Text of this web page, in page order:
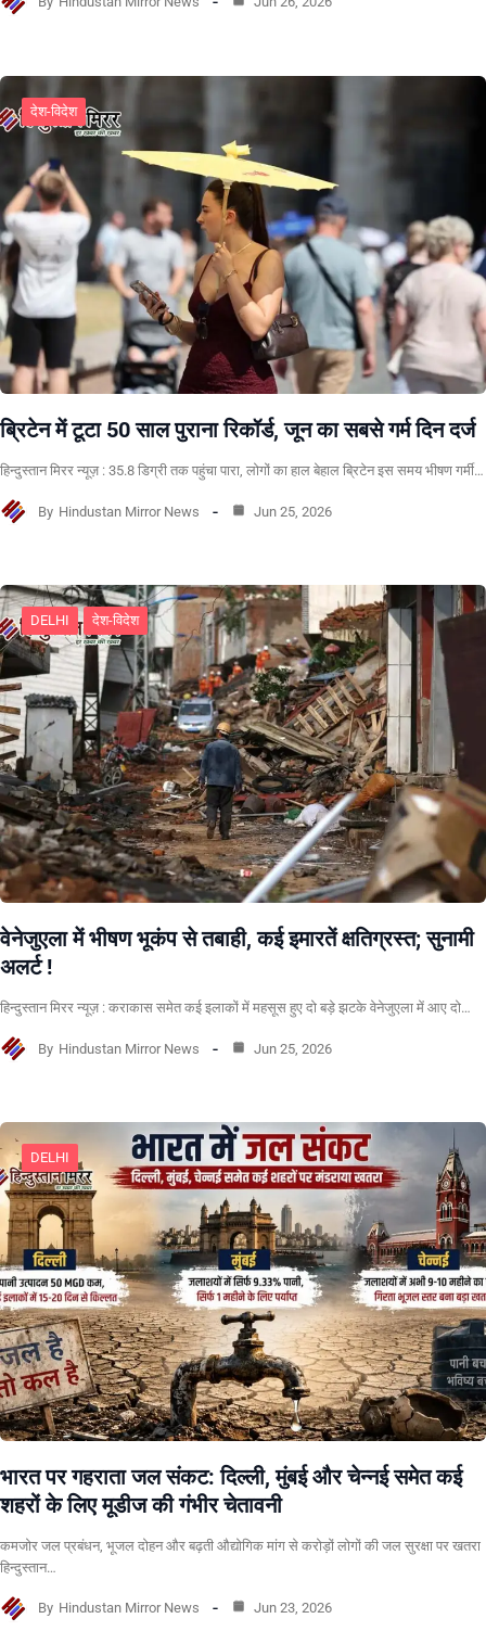
देश-विदेश
ब्रिटेन में टूटा 50 साल पुराना रिकॉर्ड, जून का सबसे गर्म दिन दर्ज
हिन्दुस्तान मिरर न्यूज़ : 35.8 डिग्री तक पहुंचा पारा, लोगों का हाल बेहाल ब्रिटेन इस समय भीषण गर्मी…
By Hindustan Mirror News Jun 25, 2026
DELHI देश-विदेश
वेनेजुएला में भीषण भूकंप से तबाही, कई इमारतें क्षतिग्रस्त; सुनामी
अलर्ट !
हिन्दुस्तान मिरर न्यूज़ : कराकास समेत कई इलाकों में महसूस हुए दो बड़े झटके वेनेजुएला में आए दो…
By Hindustan Mirror News Jun 25, 2026
DELHI
भारत पर गहराता जल संकट: दिल्ली, मुंबई और चेन्नई समेत कई
शहरों के लिए मूडीज की गंभीर चेतावनी
कमजोर जल प्रबंधन, भूजल दोहन और बढ़ती औद्योगिक मांग से करोड़ों लोगों की जल सुरक्षा पर खतरा
हिन्दुस्तान…
By Hindustan Mirror News Jun 23, 2026